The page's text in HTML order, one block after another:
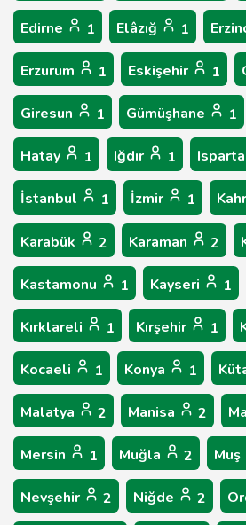
Edirne 1 Elâzığ 1
Erzurum 1 Eskişehir 1
Giresun 1 Gümüşhane 1
Hatay 1 Iğdır 1 Isparta
İstanbul 1 İzmir 1
Karabük 2 Karaman 2
Kastamonu 1 Kayseri 1
Kırklareli 1 Kırşehir 1
Kocaeli 1 Konya 1
Malatya 2 Manisa 2
Mersin 1 Muğla 2 Muş
Nevşehir 2 Niğde 2